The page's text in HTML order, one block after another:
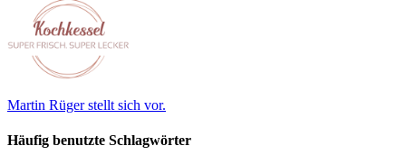
Martin Rüger stellt sich vor.
Häufig benutzte Schlagwörter